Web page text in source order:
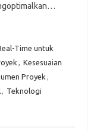
Time untuk
, Kesesuaian
Proyek ,
, Teknologi